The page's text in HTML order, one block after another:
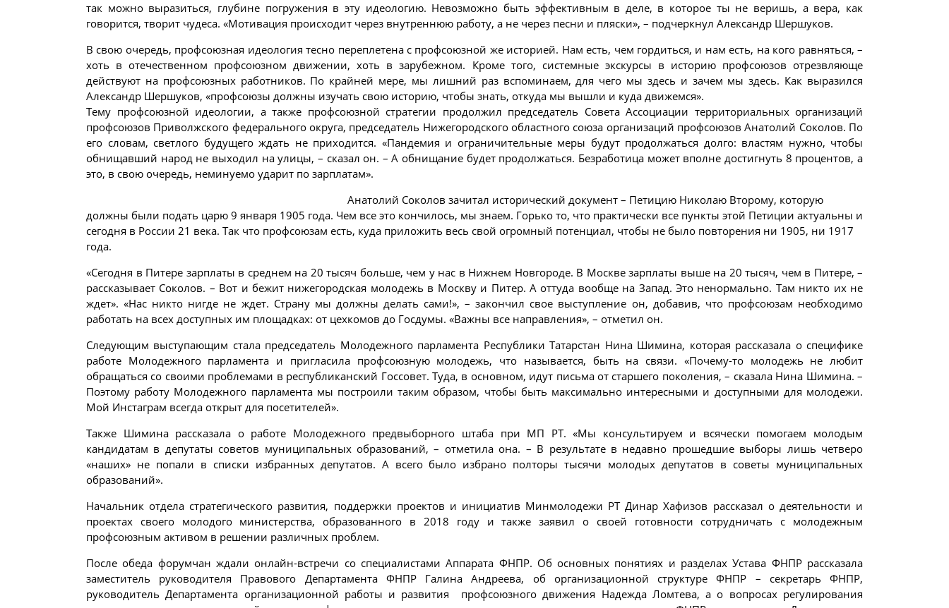
так можно выразиться, глубине погружения в эту идеологию. Невозможно быть эффективным в деле, в которое ты не веришь, а вера, как
говорится, творит чудеса. «Мотивация происходит через внутреннюю работу, а не через песни и пляски», – подчеркнул Александр Шершуков.
В свою очередь, профсоюзная идеология тесно переплетена с профсоюзной же историей. Нам есть, чем гордиться, и нам есть, на кого равняться, –
хоть в отечественном профсоюзном движении, хоть в зарубежном. Кроме того, системные экскурсы в историю профсоюзов отрезвляюще
действуют на профсоюзных работников. По крайней мере, мы лишний раз вспоминаем, для чего мы здесь и зачем мы здесь. Как выразился
Александр Шершуков, «профсоюзы должны изучать свою историю, чтобы знать, откуда мы вышли и куда движемся».
Тему профсоюзной идеологии, а также профсоюзной стратегии продолжил председатель Совета Ассоциации территориальных организаций
профсоюзов Приволжского федерального округа, председатель Нижегородского областного союза организаций профсоюзов Анатолий Соколов. По
его словам, светлого будущего ждать не приходится. «Пандемия и ограничительные меры будут продолжаться долго: властям нужно, чтобы
обнищавший народ не выходил на улицы, – сказал он. – А обнищание будет продолжаться. Безработица может вполне достигнуть 8 процентов, а
это, в свою очередь, неминуемо ударит по зарплатам».
Анатолий Соколов зачитал исторический документ – Петицию Николаю Второму, которую
должны были подать царю 9 января 1905 года. Чем все это кончилось, мы знаем. Горько то, что практически все пункты этой Петиции актуальны и
сегодня в России 21 века. Так что профсоюзам есть, куда приложить весь свой огромный потенциал, чтобы не было повторения ни 1905, ни 1917
года.
«Сегодня в Питере зарплаты в среднем на 20 тысяч больше, чем у нас в Нижнем Новгороде. В Москве зарплаты выше на 20 тысяч, чем в Питере, –
рассказывает Соколов. – Вот и бежит нижегородская молодежь в Москву и Питер. А оттуда вообще на Запад. Это ненормально. Там никто их не
ждет». «Нас никто нигде не ждет. Страну мы должны делать сами!», – закончил свое выступление он, добавив, что профсоюзам необходимо
работать на всех доступных им площадках: от цехкомов до Госдумы. «Важны все направления», – отметил он.
Следующим выступающим стала председатель Молодежного парламента Республики Татарстан Нина Шимина, которая рассказала о специфике
работе Молодежного парламента и пригласила профсоюзную молодежь, что называется, быть на связи. «Почему-то молодежь не любит
обращаться со своими проблемами в республиканский Госсовет. Туда, в основном, идут письма от старшего поколения, – сказала Нина Шимина. –
Поэтому работу Молодежного парламента мы построили таким образом, чтобы быть максимально интересными и доступными для молодежи.
Мой Инстаграм всегда открыт для посетителей».
Также Шимина рассказала о работе Молодежного предвыборного штаба при МП РТ. «Мы консультируем и всячески помогаем молодым
кандидатам в депутаты советов муниципальных образований, – отметила она. – В результате в недавно прошедшие выборы лишь четверо
«наших» не попали в списки избранных депутатов. А всего было избрано полторы тысячи молодых депутатов в советы муниципальных
образований».
Начальник отдела стратегического развития, поддержки проектов и инициатив Минмолодежи РТ Динар Хафизов рассказал о деятельности и
проектах своего молодого министерства, образованного в 2018 году и также заявил о своей готовности сотрудничать с молодежным
профсоюзным активом в решении различных проблем.
После обеда форумчан ждали онлайн-встречи со специалистами Аппарата ФНПР. Об основных понятиях и разделах Устава ФНПР рассказала
заместитель руководителя Правового Департамента ФНПР Галина Андреева, об организационной структуре ФНПР – секретарь ФНПР,
руководитель Департамента организационной работы и развития профсоюзного движения Надежда Ломтева, а о вопросах регулирования